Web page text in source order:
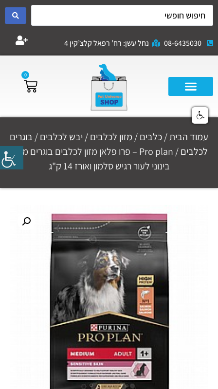
08-6435030 נחל עשן: רח’ רפאל קלצ’קין 4
0
עמוד הבית/כלבים/ מזון לכלבים/ יבש לכלבים/ בוגרים
לכלבים
/ Pro plan – פרו פלאן מזון לכלבים בוגרים מגזע
בינוני לעור רגיש סלמון ואורז 14 ק"ג